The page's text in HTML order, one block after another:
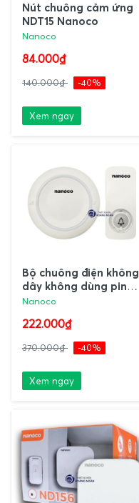
Nút chuông cảm ứng
NDT15 Nanoco
Nanoco
84.000₫
140.000₫ -40%
Xem ngay
Bộ chuông điện không
dây không dùng pin
ND153W Nanoco
Nanoco
222.000₫
370.000₫ -40%
Xem ngay